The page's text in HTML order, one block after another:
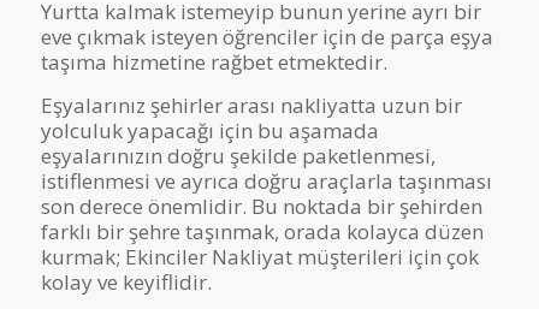
Yurtta kalmak istemeyip bunun yerine ayrı bir
eve çıkmak isteyen öğrenciler için de parça eşya
taşıma hizmetine rağbet etmektedir.
Eşyalarınız şehirler arası nakliyatta uzun bir
yolculuk yapacağı için bu aşamada
eşyalarınızın doğru şekilde paketlenmesi,
istiflenmesi ve ayrıca doğru araçlarla taşınması
son derece önemlidir. Bu noktada bir şehirden
farklı bir şehre taşınmak, orada kolayca düzen
kurmak; Ekinciler Nakliyat müşterileri için çok
kolay ve keyiflidir.